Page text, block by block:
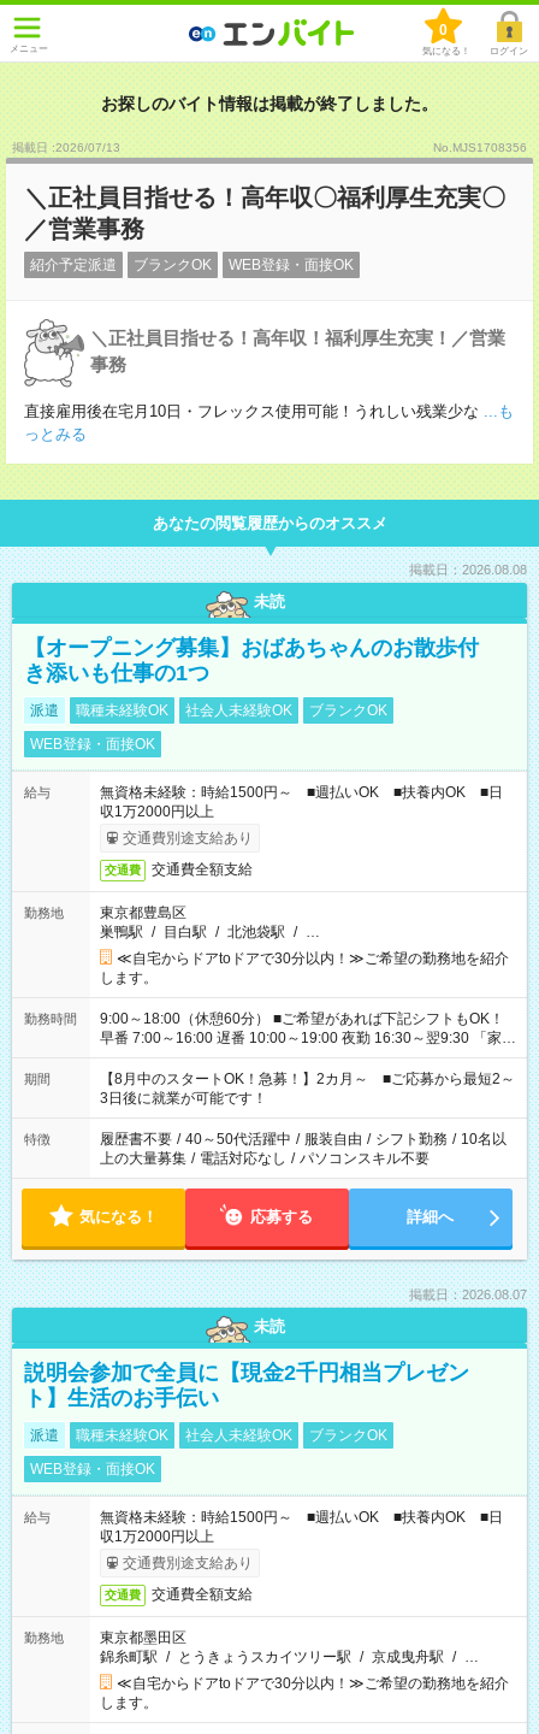
メニュー
0
気になる！ ログイン
お探しのバイト情報は掲載が終了しました。
掲載日 :2026/07/13 No.MJS1708356
＼正社員目指せる！高年収〇福利厚生充実〇
／営業事務
紹介予定派遣 ブランクOK WEB登録・面接OK
＼正社員目指せる！高年収！福利厚生充実！／営業
事務
直接雇用後在宅月10日・フレックス使用可能！うれしい残業少な ...も
っとみる
あなたの閲覧履歴からのオススメ
掲載日：2026.08.08
未読
【オープニング募集】おばあちゃんのお散歩付
き添いも仕事の1つ
派遣 職種未経験OK 社会人未経験OK
ブランクOK
WEB登録・面接OK
給与
無資格未経験：時給1500円～ ■週払いOK ■扶養内OK ■日
収1万2000円以上
交通費別途支給あり
交通費 交通費全額支給
勤務地
東京都豊島区
巣鴨駅 / 目白駅 / 北池袋駅 / …
≪自宅からドアtoドアで30分以内！≫ご希望の勤務地を紹介
します。
勤務時間
9:00～18:00（休憩60分） ■ご希望があれば下記シフトもOK！
早番 7:00～16:00 遅番 10:00～19:00 夜勤 16:30～翌9:30 「家族
と休みを合わせたい」 「余裕を持って夕飯の準備がしたい」
「できれば残業はしたくない」 など、ご希望を教えてください
ね。 ※Wワーク希望の方へ 今ご覧のお仕事で希望する勤務時間
と、もう1つのお仕事の勤務時間。 合計で週40時間を超える場
合は応募できません。
期間
【8月中のスタートOK！急募！】2カ月～ ■ご応募から最短2～
3日後に就業が可能です！
特徴 履歴書不要 / 40～50代活躍中 / 服装自由 / シフト勤務 / 10名以
上の大量募集 / 電話対応なし / パソコンスキル不要
気になる！ 応募する 詳細へ
掲載日：2026.08.07
未読
説明会参加で全員に【現金2千円相当プレゼン
ト】生活のお手伝い
派遣 職種未経験OK 社会人未経験OK
ブランクOK
WEB登録・面接OK
給与
無資格未経験：時給1500円～ ■週払いOK ■扶養内OK ■日
収1万2000円以上
交通費別途支給あり
交通費 交通費全額支給
勤務地
東京都墨田区
錦糸町駅 / とうきょうスカイツリー駅 / 京成曳舟駅 / …
≪自宅からドアtoドアで30分以内！≫ご希望の勤務地を紹介
します。